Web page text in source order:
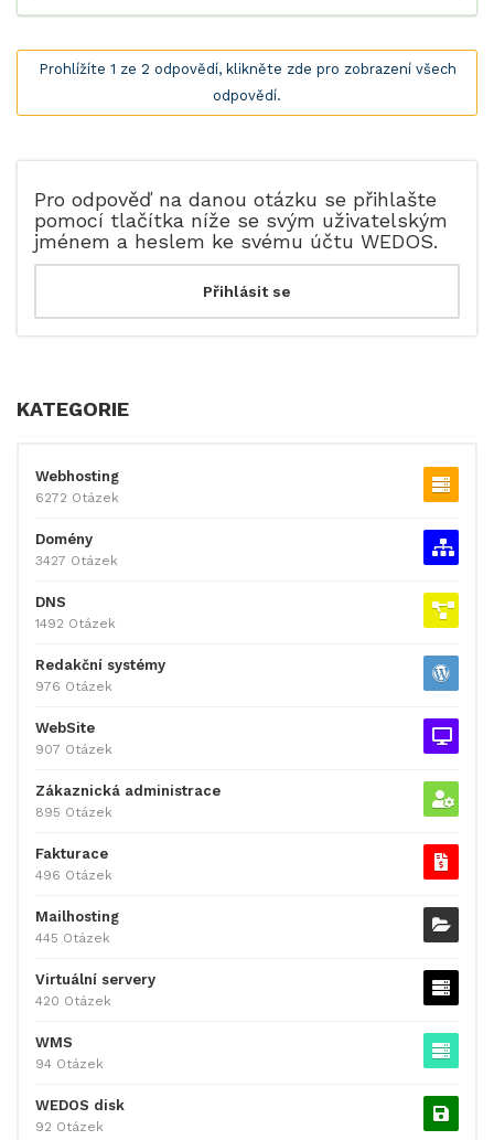
Prohlížíte 1 ze 2 odpovědí, klikněte zde pro zobrazení všech
odpovědí.
Pro odpověď na danou otázku se přihlašte
pomocí tlačítka níže se svým uživatelským
jménem a heslem ke svému účtu WEDOS.
KATEGORIE
Webhosting
6272 Otázek
Domény
3427 Otázek
DNS
1492 Otázek
Redakční systémy
976 Otázek
WebSite
907 Otázek
Zákaznická administrace
895 Otázek
Fakturace
496 Otázek
Mailhosting
445 Otázek
Virtuální servery
420 Otázek
WMS
94 Otázek
WEDOS disk
92 Otázek